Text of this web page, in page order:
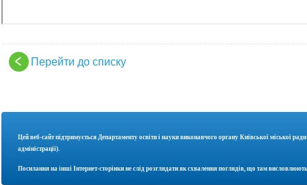
Перейти до списку
Цей веб-сайт підтримується Департаменту освіти і науки виконавчого органу Київської міської
адміністрації).
Посилання на інші Інтернет-сторінки не слід розглядати як схвалення поглядів, що там